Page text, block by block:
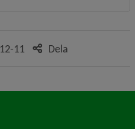
11 Dela